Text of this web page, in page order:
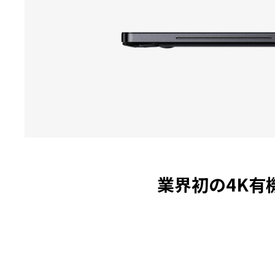
業界初の4K有